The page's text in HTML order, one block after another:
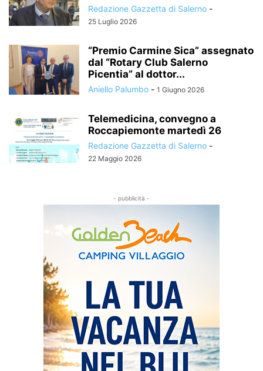
Redazione Gazzetta di Salerno -
25 Luglio 2026
“Premio Carmine Sica” assegnato
dal “Rotary Club Salerno
Picentia” al dottor...
Aniello Palumbo - 1 Giugno 2026
Telemedicina, convegno a
Roccapiemonte martedì 26
Redazione Gazzetta di Salerno -
22 Maggio 2026
- pubblicità -